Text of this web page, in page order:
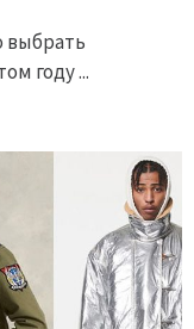
выбрать
году ...